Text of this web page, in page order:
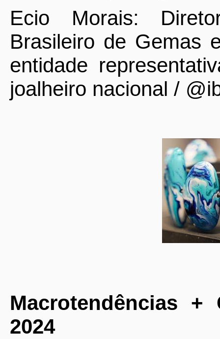
Ecio Morais:
Brasileiro de Gemas
entidade
joalheiro nacional /
Macrotendências +
2024